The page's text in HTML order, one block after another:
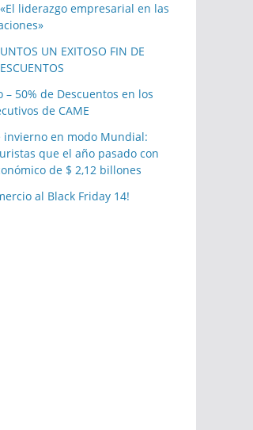
liderazgo empresarial en las
UN EXITOSO FIN DE
– 50% de Descuentos en los
de CAME
invierno en modo Mundial:
que el año pasado con
de $ 2,12 billones
al Black Friday 14!